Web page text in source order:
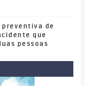
de
que
pessoas